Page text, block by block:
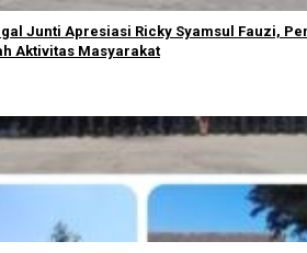
Junti Apresiasi Ricky Syamsul Fauzi,
Aktivitas Masyarakat